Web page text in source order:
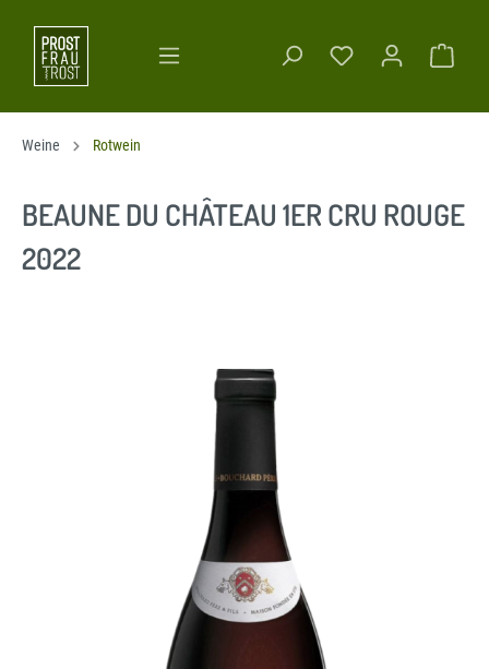
Weine Rotwein
BEAUNE DU CHÂTEAU 1ER CRU ROUGE
2022